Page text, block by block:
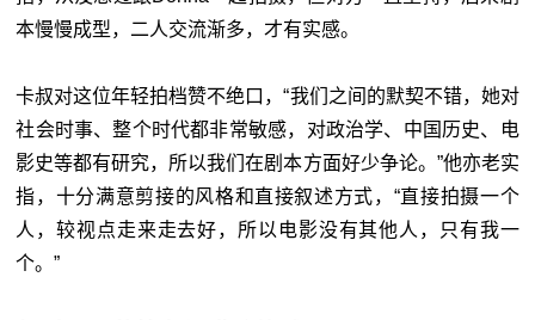
本慢慢成型，二人交流渐多，才有实感。
卡叔对这位年轻拍档赞不绝口，“我们之间的默契不错，她对
社会时事、整个时代都非常敏感，对政治学、中国历史、电
影史等都有研究，所以我们在剧本方面好少争论。”他亦老实
指，十分满意剪接的风格和直接叙述方式，“直接拍摄一个
人，较视点走来走去好，所以电影没有其他人，只有我一
个。”